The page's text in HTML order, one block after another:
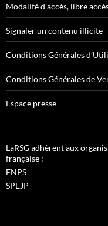
Modalité d’accès, libre
Signaler un contenu illicite
Conditions Générales
Conditions Générales de
Espace presse
LaRSG adhèrent aux
française :
FNPS
SPEJP